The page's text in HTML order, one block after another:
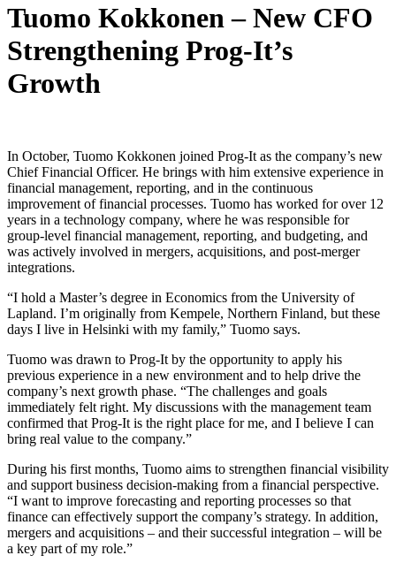
Tuomo Kokkonen – New CFO
Strengthening Prog-It’s
Growth
In October, Tuomo Kokkonen joined Prog-It as the company’s new
Chief Financial Officer. He brings with him extensive experience in
financial management, reporting, and in the continuous
improvement of financial processes. Tuomo has worked for over 12
years in a technology company, where he was responsible for
group-level financial management, reporting, and budgeting, and
was actively involved in mergers, acquisitions, and post-merger
integrations.
“I hold a Master’s degree in Economics from the University of
Lapland. I’m originally from Kempele, Northern Finland, but these
days I live in Helsinki with my family,” Tuomo says.
Tuomo was drawn to Prog-It by the opportunity to apply his
previous experience in a new environment and to help drive the
company’s next growth phase. “The challenges and goals
immediately felt right. My discussions with the management team
confirmed that Prog-It is the right place for me, and I believe I can
bring real value to the company.”
During his first months, Tuomo aims to strengthen financial visibility
and support business decision-making from a financial perspective.
“I want to improve forecasting and reporting processes so that
finance can effectively support the company’s strategy. In addition,
mergers and acquisitions – and their successful integration – will be
a key part of my role.”